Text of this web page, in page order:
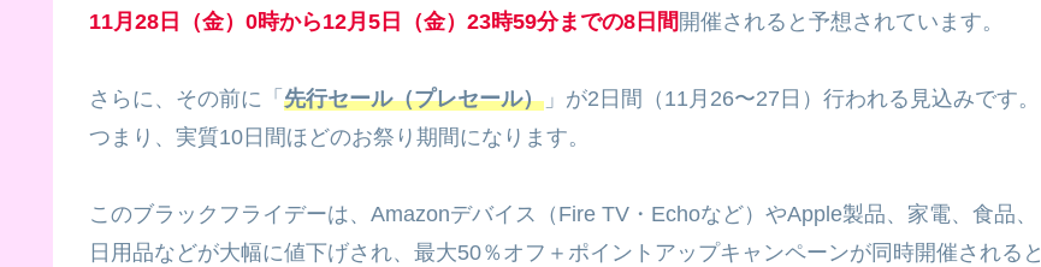
11月28日（金）0時から12月5日（金）23時59分までの8日間 開催されると予想されています。
さらに、その前に「 先行セール（プレセール） 」が2日間（11月26〜27日）行われる見込みです。
つまり、実質10日間ほどのお祭り期間になります。
このブラックフライデーは、Amazonデバイス（Fire TV・Echoなど）やApple製品、家電、食品、
日用品などが大幅に値下げされ、最大50％オフ＋ポイントアップキャンペーンが同時開催されると